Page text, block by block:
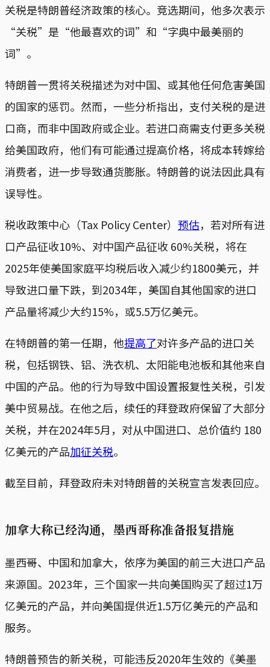
关税是特朗普经济政策的核心。竞选期间，他多次表示
“关税”是“他最喜欢的词”和“字典中最美丽的
词”。
特朗普一贯将关税描述为对中国、或其他任何危害美国
的国家的惩罚。然而，一些分析指出，支付关税的是进
口商，而非中国政府或企业。若进口商需支付更多关税
给美国政府，他们有可能通过提高价格，将成本转嫁给
消费者，进一步导致通货膨胀。特朗普的说法因此具有
误导性。
税收政策中心（Tax Policy Center） 预估，若对所有进
口产品征收10%、对中国产品征收 60%关税，将在
2025年使美国家庭平均税后收入减少约1800美元，并
导致进口量下跌，到2034年，美国自其他国家的进口
产品量将减少大约15%，或5.5万亿美元。
在特朗普的第一任期，他提高了对许多产品的进口关
税，包括钢铁、铝、洗衣机、太阳能电池板和其他来自
中国的产品。他的行为导致中国设置报复性关税，引发
美中贸易战。在他之后，续任的拜登政府保留了大部分
关税，并在2024年5月，对从中国进口、总价值约 180
亿美元的产品加征关税。
截至目前，拜登政府未对特朗普的关税宣言发表回应。
加拿大称已经沟通，墨西哥称准备报复措施
墨西哥、中国和加拿大，依序为美国的前三大进口产品
来源国。2023年，三个国家一共向美国购买了超过1万
亿美元的产品，并向美国提供近1.5万亿美元的产品和
服务。
特朗普预告的新关税，可能违反2020年生效的《美墨